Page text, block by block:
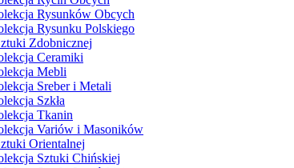
Rysunków Obcych
Rysunku Polskiego
Zdobnicznej
Ceramiki
Mebli
Sreber i Metali
Szkła
Tkanin
Variów i Masoników
Orientalnej
Sztuki Chińskiej